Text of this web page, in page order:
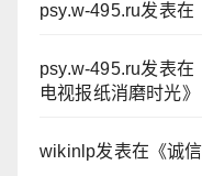
psy.w-495.ru发表在
psy.w-495.ru发表在
电视报纸消磨时光》
wikinlp发表在《诚